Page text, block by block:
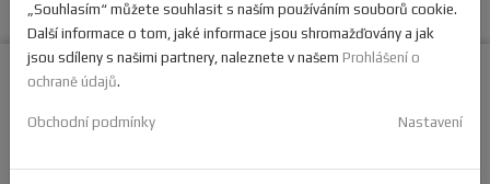
„Souhlasím“ můžete souhlasit s naším používáním souborů cookie.
Další informace o tom, jaké informace jsou shromažďovány a jak
jsou sdíleny s našimi partnery, naleznete v našem Prohlášení o
ochraně údajů.
Obchodní podmínky Nastavení